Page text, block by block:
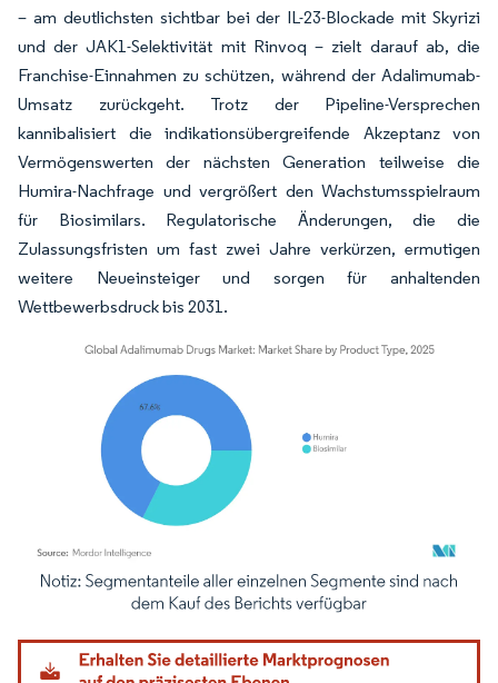
– am deutlichsten sichtbar bei der IL-23-Blockade mit Skyrizi
und der JAK1-Selektivität mit Rinvoq – zielt darauf ab, die
Franchise-Einnahmen zu schützen, während der Adalimumab-
Umsatz zurückgeht. Trotz der Pipeline-Versprechen
kannibalisiert die indikationsübergreifende Akzeptanz von
Vermögenswerten der nächsten Generation teilweise die
Humira-Nachfrage und vergrößert den Wachstumsspielraum
für Biosimilars. Regulatorische Änderungen, die die
Zulassungsfristen um fast zwei Jahre verkürzen, ermutigen
weitere Neueinsteiger und sorgen für anhaltenden
Wettbewerbsdruck bis 2031.
Bild © Mordor Intelligence. Wiederverwendung erfordert Namensnennung